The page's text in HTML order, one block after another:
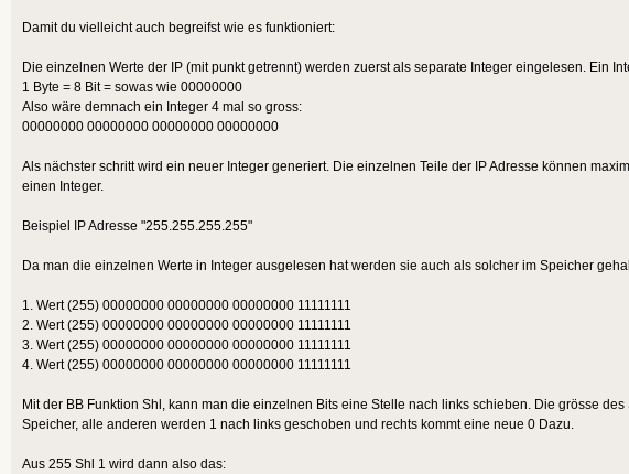
Damit du vielleicht auch begreifst wie es funktioniert:
Die einzelnen Werte der IP (mit punkt getrennt) werden zuerst als separate Integer eingelesen. Ein
1 Byte = 8 Bit = sowas wie 00000000
Also wäre demnach ein Integer 4 mal so gross:
00000000 00000000 00000000 00000000
Als nächster schritt wird ein neuer Integer generiert. Die einzelnen Teile der IP Adresse können
einen Integer.
Beispiel IP Adresse "255.255.255.255"
Da man die einzelnen Werte in Integer ausgelesen hat werden sie auch als solcher im Speicher
1. Wert (255) 00000000 00000000 00000000 11111111
2. Wert (255) 00000000 00000000 00000000 11111111
3. Wert (255) 00000000 00000000 00000000 11111111
4. Wert (255) 00000000 00000000 00000000 11111111
Mit der BB Funktion Shl, kann man die einzelnen Bits eine Stelle nach links schieben. Die grösse
Speicher, alle anderen werden 1 nach links geschoben und rechts kommt eine neue 0 Dazu.
Aus 255 Shl 1 wird dann also das: